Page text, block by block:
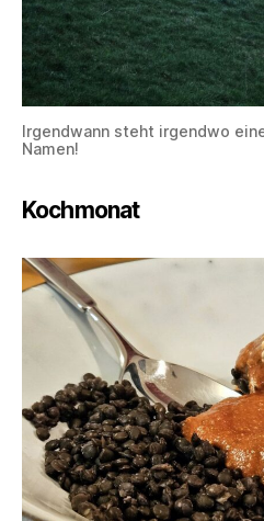
Irgendwann steht irgendwo
Namen!
Kochmonat